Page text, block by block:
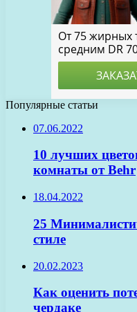
Популярные статьи
07.06.2022
10 лучших
комнаты от Behr
18.04.2022
25
стиле
20.02.2023
Как оценить
чердаке